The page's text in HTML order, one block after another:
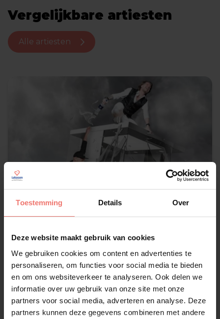
Toestemming Details Over
Deze website maakt gebruik van cookies
We gebruiken cookies om content en advertenties te
personaliseren, om functies voor social media te bieden
en om ons websiteverkeer te analyseren. Ook delen we
informatie over uw gebruik van onze site met onze
partners voor social media, adverteren en analyse. Deze
partners kunnen deze gegevens combineren met andere
Vergelijkbare artiesten
Alle artiesten
MmoozZ
€ 5695,-